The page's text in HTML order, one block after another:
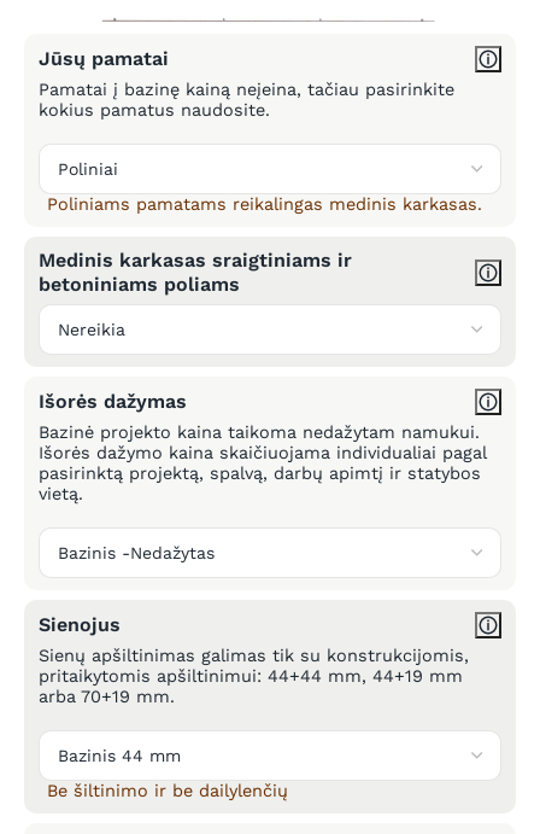
Jūsų pamatai
Pamatai į bazinę kainą neįeina, tačiau pasirinkite
kokius pamatus naudosite.
Poliniams pamatams reikalingas medinis karkasas.
Medinis karkasas sraigtiniams ir
betoniniams poliams
Išorės dažymas
Bazinė projekto kaina taikoma nedažytam namukui.
Išorės dažymo kaina skaičiuojama individualiai pagal
pasirinktą projektą, spalvą, darbų apimtį ir statybos
vietą.
Sienojus
Sienų apšiltinimas galimas tik su konstrukcijomis,
pritaikytomis apšiltinimui: 44+44 mm, 44+19 mm
arba 70+19 mm.
Be šiltinimo ir be dailylenčių